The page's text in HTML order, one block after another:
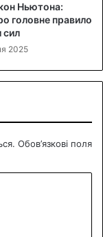
Ньютона:
головне правило
сил
2025
Обов’язкові поля